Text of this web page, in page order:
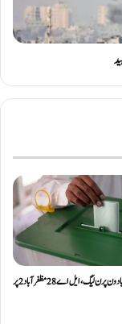
ایل اے 27 مظفرآباد ون پر ن لیگ، ایل اے 28 مظفر آباد 2 پر